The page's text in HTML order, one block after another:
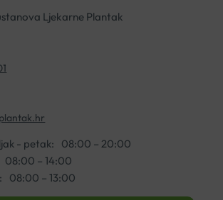
Ljekarne Plantak
- petak:
08:00 – 20:00
08:00 – 14:00
08:00 – 13:00